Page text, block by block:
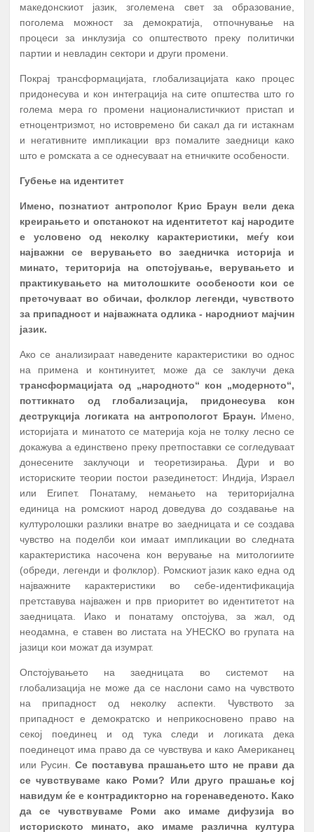
македонскиот јазик, зголемена свет за образование,
поголема можност за демократија, отпочнување на
процеси за инклузија со општеството преку политички
партии и невладин сектори и други промени.
Покрај трансформацијата, глобализацијата како процес
придонесува и кон интеграција на сите општества што го
голема мера го промени националистичкиот пристап и
етноцентризмот, но истовремено би сакал да ги истакнам
и негативните импликации врз помалите заедници како
што е ромската а се однесуваат на етничките особености.
Губење на идентитет
Имено, познатиот антрополог Крис Браун вели дека
креирањето и опстанокот на идентитетот кај народите
е условено од неколку карактеристики, меѓу кои
најважни се верувањето во заедничка историја и
минато, територија на опстојување, верувањето и
практикувањето на митолошките особености кои се
преточуваат во обичаи, фолклор легенди, чувството
за припадност и најважната одлика - народниот мајчин
јазик.
Ако се анализираат наведените карактеристики во однос
на примена и континуитет, може да се заклучи дека
трансформацијата од „народното“ кон „модерното“,
поттикнато од глобализација, придонесува кон
деструкција логиката на антропологот Браун. Имено,
историјата и минатото се материја која не толку лесно се
докажува а единствено преку претпоставки се согледуваат
донесените заклучоци и теоретизирања. Дури и во
историските теории постои разединетост: Индија, Израел
или Египет. Понатаму, немањето на територијална
единица на ромскиот народ доведува до создавање на
културолошки разлики внатре во заедницата и се создава
чувство на поделби кои имаат импликации во следната
карактеристика насочена кон верување на митологиите
(обреди, легенди и фолклор). Ромскиот јазик како една од
најважните карактеристики во себе-идентификација
претставува најважен и прв приоритет во идентитетот на
заедницата. Иако и понатаму опстојува, за жал, од
неодамна, е ставен во листата на УНЕСКО во групата на
јазици кои можат да изумрат.
Опстојувањето на заедницата во системот на
глобализација не може да се наслони само на чувството
на припадност од неколку аспекти. Чувството за
припадност е демократско и неприкосновено право на
секој поединец и од тука следи и логиката дека
поединецот има право да се чувствува и како Американец
или Русин. Се поставува прашањето што не прави да
се чувствуваме како Роми? Или друго прашање кој
навидум ќе е контрадикторно на горенаведеното. Како
да се чувствуваме Роми ако имаме дифузија во
историското минато, ако имаме различна култура